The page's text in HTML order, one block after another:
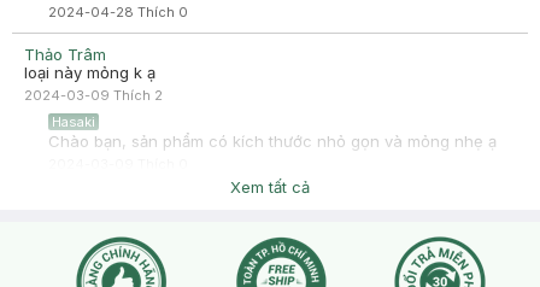
2024-04-28 Thích 0
Thảo Trâm
loại này mỏng k ạ
2024-03-09 Thích 2
Hasaki
Chào bạn, sản phẩm có kích thước nhỏ gọn và mỏng nhẹ ạ
Xem tất cả